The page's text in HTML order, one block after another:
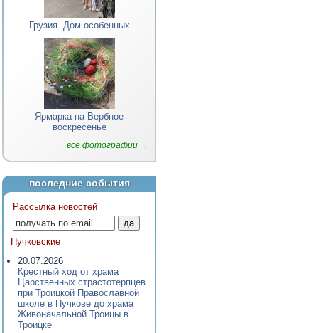
Грузия. Дом особенных
Ярмарка на Вербное
воскресенье
все фотографии →
последние события
Рассылка новостей
Пучковские
20.07.2026
Крестный ход от храма
Царственных страстотерпцев
при Троицкой Православной
школе в Пучкове до храма
Живоначальной Троицы в
Троицке